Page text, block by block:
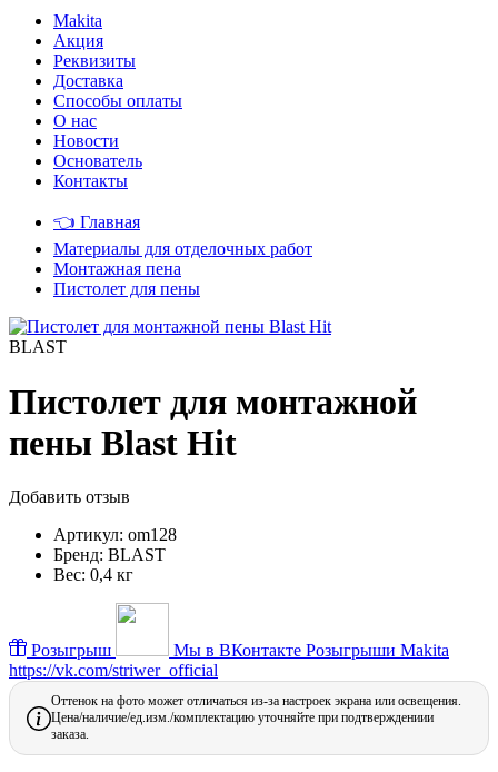
Makita
Акция
Реквизиты
Доставка
Способы оплаты
О нас
Новости
Основатель
Контакты
👈 Главная
Материалы для отделочных работ
Монтажная пена
Пистолет для пены
BLAST
Пистолет для монтажной
пены Blast Hit
Добавить отзыв
Артикул: om128
Бренд: BLAST
Вес: 0,4 кг
Розыгрыш Мы в ВКонтакте Розыгрыши Makita
https://vk.com/striwer_official
Оттенок на фото может отличаться из-за настроек экрана или освещения.
Цена/наличие/ед.изм./комплектацию уточняйте при подтверждениии
заказа.